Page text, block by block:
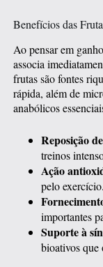
Benefícios das
Ao pensar em
associa
frutas são fontes
rápida, além de
anabólicos
Reposição
treinos
Ação
pelo exercício.
importantes
Suporte à
bioativos que